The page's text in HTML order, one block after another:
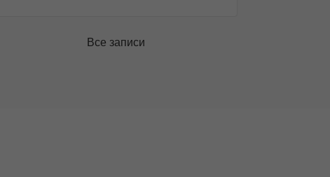
Все записи